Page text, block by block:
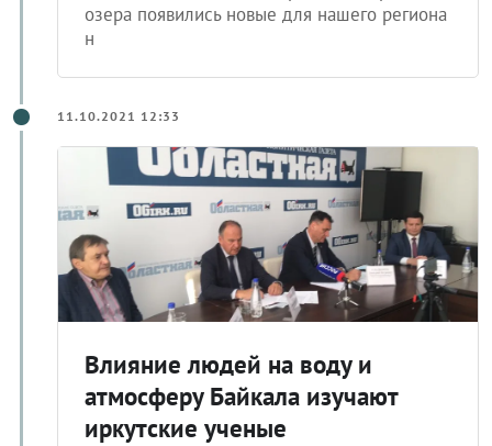
озера появились новые для нашего региона
н
11.10.2021 12:33
Влияние людей на воду и
атмосферу Байкала изучают
иркутские ученые